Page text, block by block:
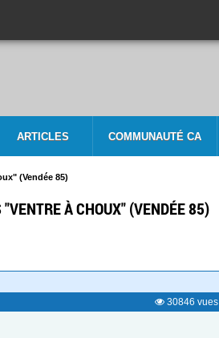
ARTICLES COMMUNAUTÉ CA
(Vendée 85)
"VENTRE À CHOUX" (VENDÉE 85)
30846 vues